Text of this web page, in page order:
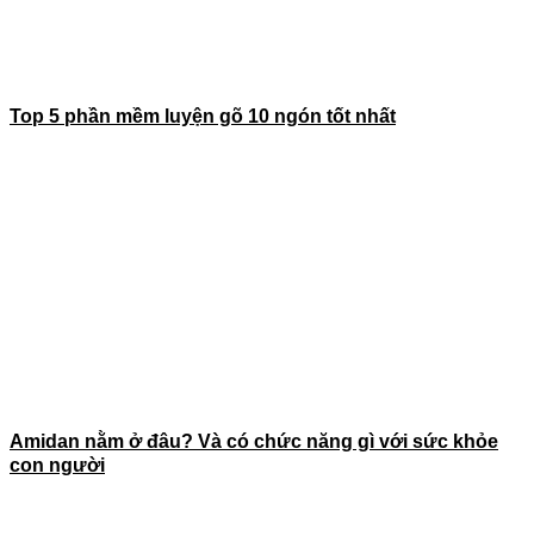
Top 5 phần mềm luyện gõ 10 ngón tốt nhất
Amidan nằm ở đâu? Và có chức năng gì với sức khỏe
con người